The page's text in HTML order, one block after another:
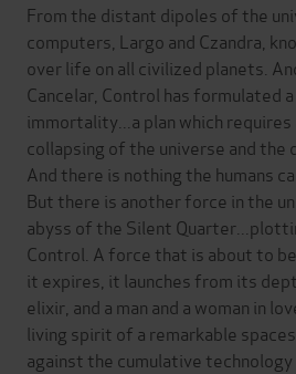
From the distant dipoles of the
computers, Largo and Czandra,
over life on all civilized planets.
Cancelar, Control has formulated
immortality...a plan which
collapsing of the universe and the
And there is nothing the humans
But there is another force in the
abyss of the Silent
Control. A force that is about to
it expires, it launches from its
elixir, and a man and a woman in
living spirit of a remarkable
against the cumulative